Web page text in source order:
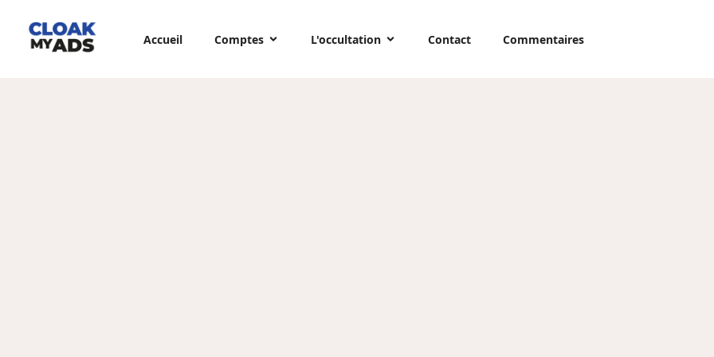
Accueil Comptes L'occultation Contact Commentaires